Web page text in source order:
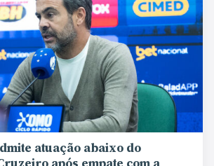
atuação abaixo do